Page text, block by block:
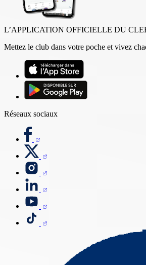
L’APPLICATION OFFICIELLE DU
Mettez le club dans votre poche et vivez
Réseaux sociaux